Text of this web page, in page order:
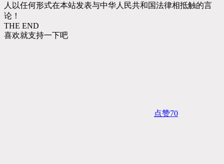
人以任何形式在本站发表与中华人民共和国法律相抵触的言
论！
THE END
喜欢就支持一下吧
点赞70